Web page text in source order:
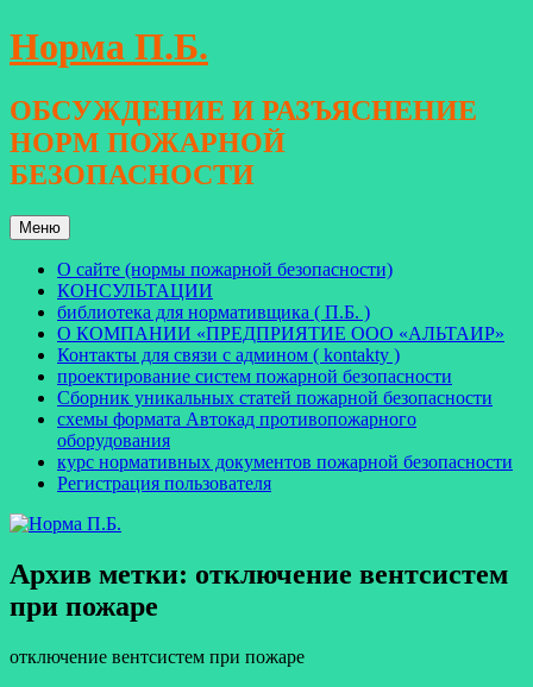
Перейти
к
Норма П.Б.
ОБСУЖДЕНИЕ И РАЗЪЯСНЕНИЕ
НОРМ ПОЖАРНОЙ
БЕЗОПАСНОСТИ
Меню
О сайте (нормы пожарной безопасности)
КОНСУЛЬТАЦИИ
библиотека для нормативщика ( П.Б. )
О КОМПАНИИ «ПРЕДПРИЯТИЕ ООО «АЛЬТАИР»
Контакты для связи с админом ( kontakty )
проектирование систем пожарной безопасности
Сборник уникальных статей пожарной безопасности
схемы формата Автокад противопожарного
оборудования
курс нормативных документов пожарной безопасности
Регистрация пользователя
Архив метки: отключение вентсистем
при пожаре
отключение вентсистем при пожаре